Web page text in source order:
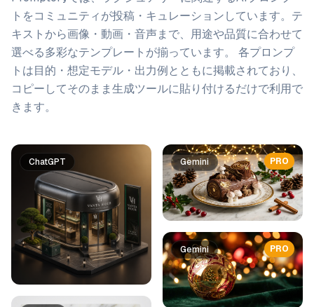
トをコミュニティが投稿・キュレーションしています。 テ
キストから画像・動画・音声まで、用途や品質に合わせて
選べる多彩なテンプレートが揃っています。 各プロンプ
トは目的・想定モデル・出力例とともに掲載されており、
コピーしてそのまま生成ツールに貼り付けるだけで利用で
きます。
プロンプト一覧
ChatGPT PRO
Gemini
PRO
Gemini